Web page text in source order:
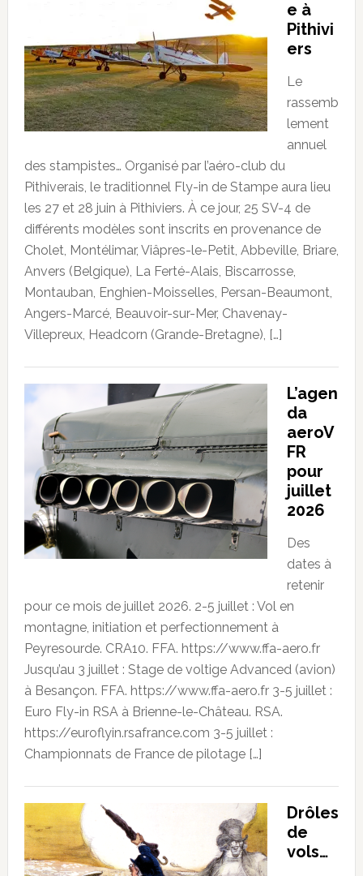
e à
Pithivi
ers
Le
rassemb
lement
annuel
des stampistes… Organisé par l’aéro-club du
Pithiverais, le traditionnel Fly-in de Stampe aura lieu
les 27 et 28 juin à Pithiviers. À ce jour, 25 SV-4 de
différents modèles sont inscrits en provenance de
Cholet, Montélimar, Viâpres-le-Petit, Abbeville, Briare,
Anvers (Belgique), La Ferté-Alais, Biscarrosse,
Montauban, Enghien-Moisselles, Persan-Beaumont,
Angers-Marcé, Beauvoir-sur-Mer, Chavenay-
Villepreux, Headcorn (Grande-Bretagne), […]
L’agen
da
aeroV
FR
pour
juillet
2026
Des
dates à
retenir
pour ce mois de juillet 2026. 2-5 juillet : Vol en
montagne, initiation et perfectionnement à
Peyresourde. CRA10. FFA. https://www.ffa-aero.fr
Jusqu’au 3 juillet : Stage de voltige Advanced (avion)
à Besançon. FFA. https://www.ffa-aero.fr 3-5 juillet :
Euro Fly-in RSA à Brienne-le-Château. RSA.
https://euroflyin.rsafrance.com 3-5 juillet :
Championnats de France de pilotage […]
Drôles
de
vols…